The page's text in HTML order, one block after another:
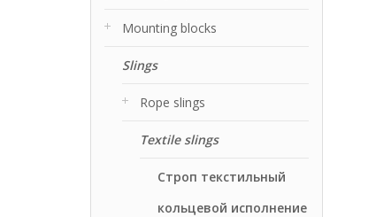
Mounting blocks
Slings
Rope slings
Textile slings
Строп текстильный
кольцевой исполнение